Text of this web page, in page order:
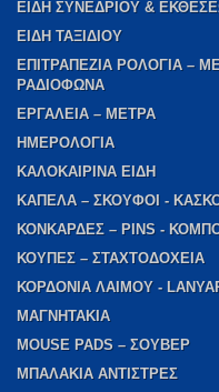
ΕΙΔΗ ΣΥΝΕΔΡΙΟΥ &
ΕΙΔΗ ΤΑΞΙΔΙΟΥ
ΕΠΙΤΡΑΠΕΖΙΑ ΡΟΛΟΓΙΑ –
ΡΑΔΙΟΦΩΝΑ
ΕΡΓΑΛΕΙΑ – ΜΕΤΡΑ
ΗΜΕΡΟΛΟΓΙΑ
ΚΑΛΟΚΑΙΡΙΝΑ ΕΙΔΗ
ΚΑΠΕΛΑ – ΣΚΟΥΦΟΙ -
ΚΟΝΚΑΡΔΕΣ – PINS -
ΚΟΥΠΕΣ – ΣΤΑΧΤΟΔΟΧΕΙΑ
ΚΟΡΔΟΝΙΑ ΛΑΙΜΟΥ -
ΜΑΓΝΗΤΑΚΙΑ
MOUSE PADS – ΣΟΥΒΕΡ
ΜΠΑΛΑΚΙΑ ΑΝΤΙΣΤΡΕΣ